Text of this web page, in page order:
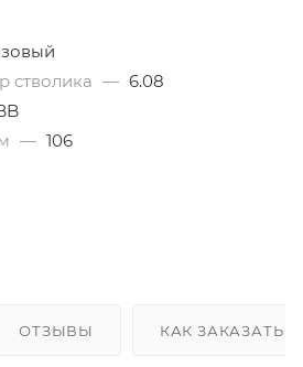
стволика — 6.08
— 106
ОТЗЫВЫ КАК ЗАКАЗАТЬ